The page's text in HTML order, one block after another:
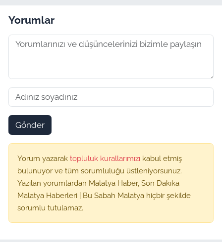
Yorumlar
Gönder
Yorum yazarak topluluk kurallarımızı kabul etmiş
bulunuyor ve tüm sorumluluğu üstleniyorsunuz.
Yazılan yorumlardan Malatya Haber, Son Dakika
Malatya Haberleri | Bu Sabah Malatya hiçbir şekilde
sorumlu tutulamaz.